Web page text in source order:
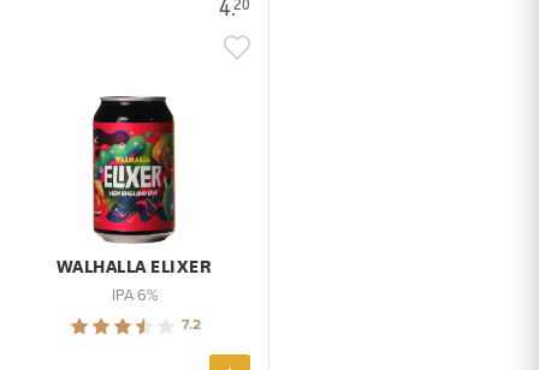
4.20
WALHALLA ELIXER
IPA 6%
7.2